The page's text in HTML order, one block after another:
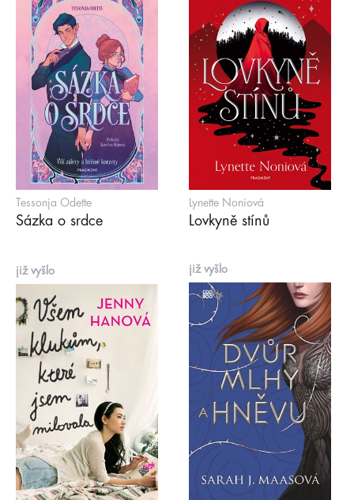
Tessonja Odette
Sázka o srdce
Lynette Noniová
Lovkyně stínů
již vyšlo již vyšlo